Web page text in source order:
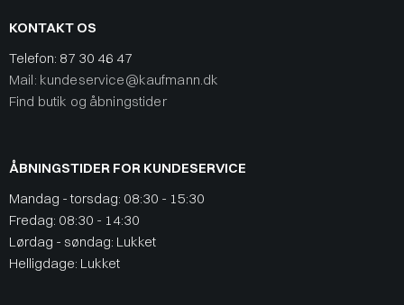
KONTAKT OS
Telefon: 87 30 46 47
Mail: kundeservice@kaufmann.dk
Find butik og åbningstider
ÅBNINGSTIDER FOR KUNDESERVICE
Mandag - torsdag: 08:30 - 15:30
Fredag: 08:30 - 14:30
Lørdag - søndag: Lukket
Helligdage: Lukket